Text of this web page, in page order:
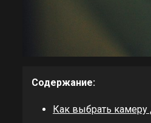
Содержание:
Как выбрать камеру